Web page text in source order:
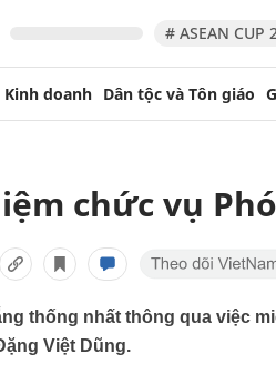
# ASEAN CUP
Kinh doanh Dân tộc và Tôn giáo
chức vụ
thống nhất thông qua việc
Việt Dũng.